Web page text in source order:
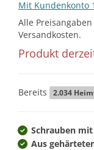
Mit Kundenkonto
Alle
Versandkosten.
Produkt
Bereits 2.034
Schrauben
Aus